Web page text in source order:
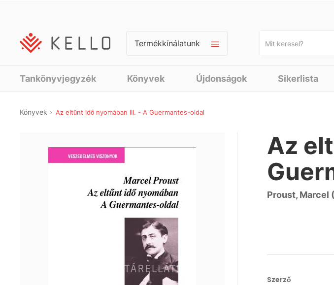
Termékkínálatunk
Tankönyvjegyzék Könyvek Újdonságok Sikerlista
Könyvek Az eltűnt idő nyomában III. - A Guermantes-oldal
Az
Proust, Marcel
Szerző